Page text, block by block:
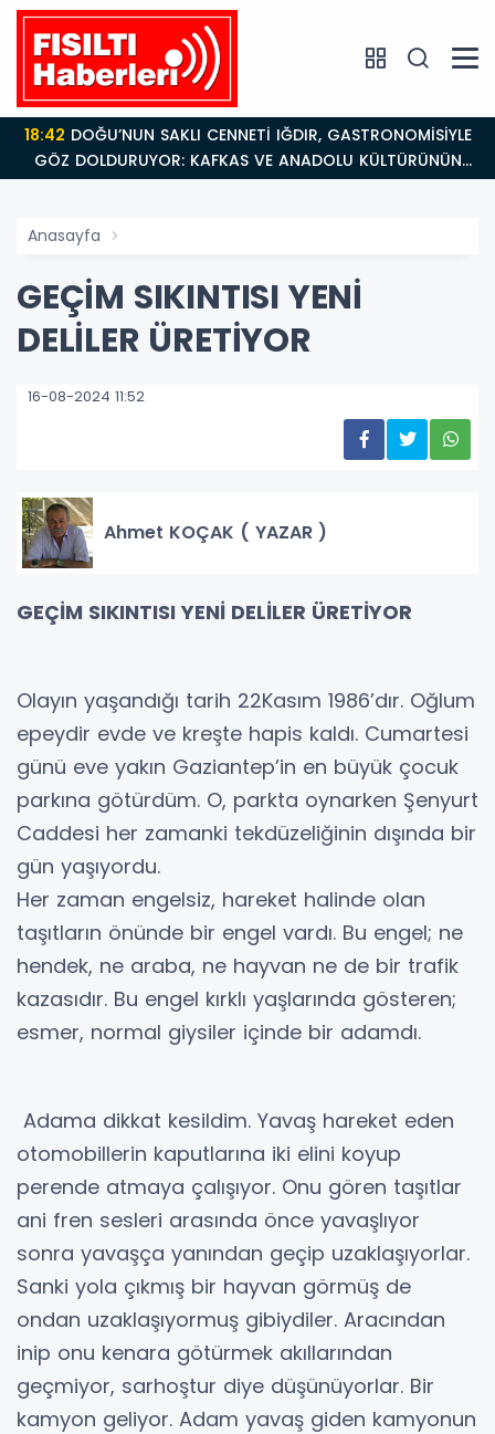
18:42
GÖZ DOLDURUYOR: KAFKAS VE ANADOLU KÜLTÜRÜNÜN
BULUŞMA NOKTASI
Anasayfa
GEÇİM SIKINTISI YENİ
DELİLER ÜRETİYOR
16-08-2024 11:52
Ahmet KOÇAK ( YAZAR )
GEÇİM SIKINTISI YENİ DELİLER ÜRETİYOR
Olayın yaşandığı tarih 22Kasım 1986’dır. Oğlum
epeydir evde ve kreşte hapis kaldı. Cumartesi
günü eve yakın Gaziantep’in en büyük çocuk
parkına götürdüm. O, parkta oynarken Şenyurt
Caddesi her zamanki tekdüzeliğinin dışında bir
gün yaşıyordu.
Her zaman engelsiz, hareket halinde olan
taşıtların önünde bir engel vardı. Bu engel; ne
hendek, ne araba, ne hayvan ne de bir trafik
kazasıdır. Bu engel kırklı yaşlarında gösteren;
esmer, normal giysiler içinde bir adamdı.
Adama dikkat kesildim. Yavaş hareket eden
otomobillerin kaputlarına iki elini koyup
perende atmaya çalışıyor. Onu gören taşıtlar
ani fren sesleri arasında önce yavaşlıyor
sonra yavaşça yanından geçip uzaklaşıyorlar.
Sanki yola çıkmış bir hayvan görmüş de
ondan uzaklaşıyormuş gibiydiler. Aracından
inip onu kenara götürmek akıllarından
geçmiyor, sarhoştur diye düşünüyorlar. Bir
kamyon geliyor. Adam yavaş giden kamyonun